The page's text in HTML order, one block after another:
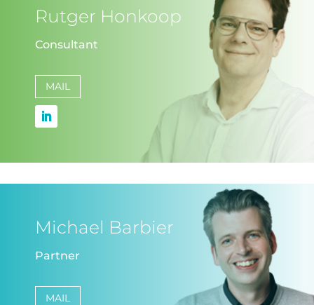
Rutger Honkoop
Consultant
MAIL
Michael Barbier
Partner
MAIL